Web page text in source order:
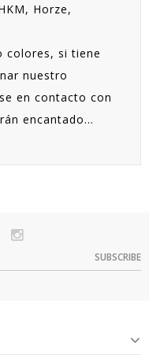
Horze,
colores, si tiene
nuestro
en contacto con
encantado...
SUBSCRIBE